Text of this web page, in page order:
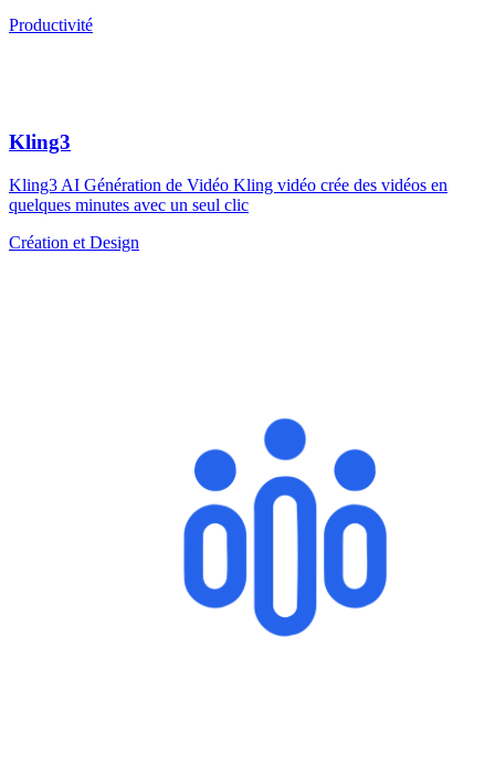
Productivité
Kling3
Kling3 AI Génération de Vidéo Kling vidéo crée des vidéos en
quelques minutes avec un seul clic
Création et Design